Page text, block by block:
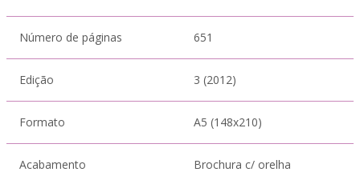
Número de páginas 651
Edição 3 (2012)
Formato A5 (148x210)
Acabamento Brochura c/ orelha